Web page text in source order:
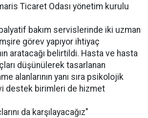
Ticaret Odası yönetim kurulu
bakım servislerinde iki uzman
görev yapıyor ihtiyaç
aratacağı belirtildi. Hasta ve hasta
düşünülerek tasarlanan
alanlarının yanı sıra psikolojik
destek birimleri de hizmet
da karşılayacağız"